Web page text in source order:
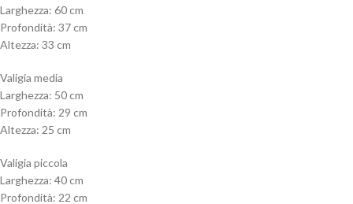
Larghezza: 60 cm
Profondità: 37 cm
Altezza: 33 cm
Valigia media
Larghezza: 50 cm
Profondità: 29 cm
Altezza: 25 cm
Valigia piccola
Larghezza: 40 cm
Profondità: 22 cm